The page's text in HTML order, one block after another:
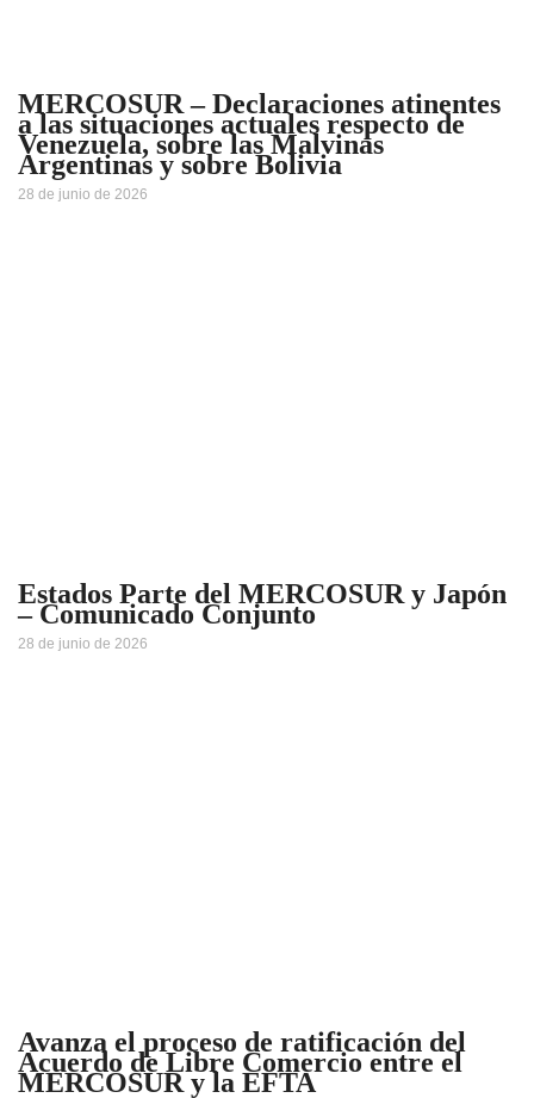
MERCOSUR – Declaraciones atinentes
a las situaciones actuales respecto de
Venezuela, sobre las Malvinas
Argentinas y sobre Bolivia
28 de junio de 2026
Estados Parte del MERCOSUR y Japón
– Comunicado Conjunto
28 de junio de 2026
Avanza el proceso de ratificación del
Acuerdo de Libre Comercio entre el
MERCOSUR y la EFTA